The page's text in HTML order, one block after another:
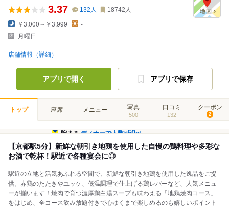
3.37 132 人 18742 人
￥3,000～￥3,999
-
月曜日
店舗情報（詳細）
アプリで開く アプリで保存
トップ 座席 メニュー 写真
500
口コミ
132
クーポン
2
貯まるディナーで人数×50pt
【京都駅5分】新鮮な朝引き地鶏を使用した自慢の鶏料理や多彩な
お酒で乾杯！駅近で各種宴会に◎
駅近の立地と活気あふれる空間で、新鮮な朝引き地鶏を使用した逸品をご提
供。赤鶏のたたきやユッケ、低温調理で仕上げる鶏レバーなど、人気メニュ
ーが揃います！焼肉で育つ濃厚鶏白湯スープも味わえる「地鶏焼肉コース」
をはじめ、全コース飲み放題付きで心ゆくまで楽しめるのも嬉しいポイント